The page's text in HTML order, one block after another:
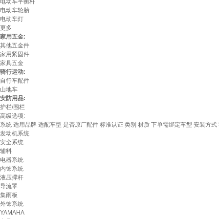
电动车平衡杆
电动车轮胎
电动车灯
更多
家用五金:
其他五金件
家用紧固件
家具五金
骑行运动:
自行车配件
山地车
安防用品:
护栏/围栏
高级选项:
系统 适用品牌 适配车型 是否原厂配件 标准认证 类别 材质 下单需绑定车型 安装方式
发动机系统
安全系统
辅料
电器系统
内饰系统
液压撑杆
导流罩
集雨板
外饰系统
YAMAHA